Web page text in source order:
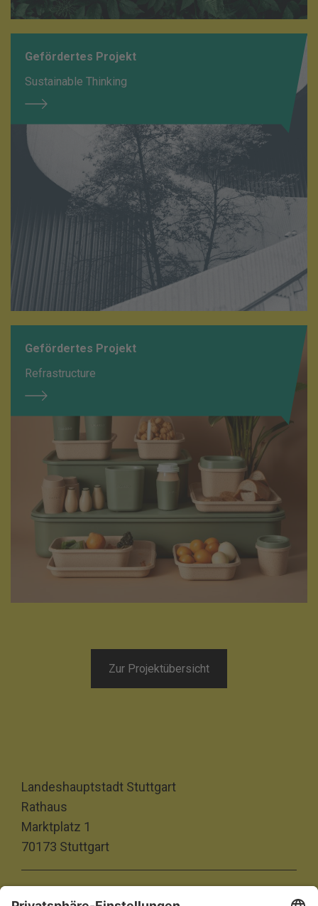
Gefördertes Projekt
Sustainable Thinking
Gefördertes Projekt
Refrastructure
Zur Projektübersicht
Landeshauptstadt Stuttgart
Rathaus
Marktplatz 1
70173 Stuttgart